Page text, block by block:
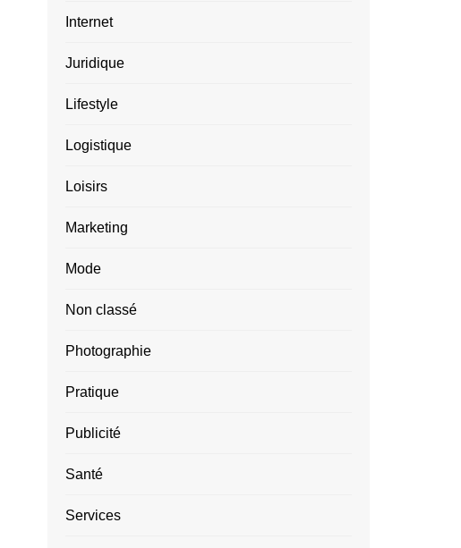
Internet
Juridique
Lifestyle
Logistique
Loisirs
Marketing
Mode
Non classé
Photographie
Pratique
Publicité
Santé
Services